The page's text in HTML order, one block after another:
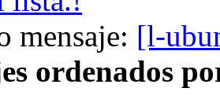
mensaje: [l-
ordenados